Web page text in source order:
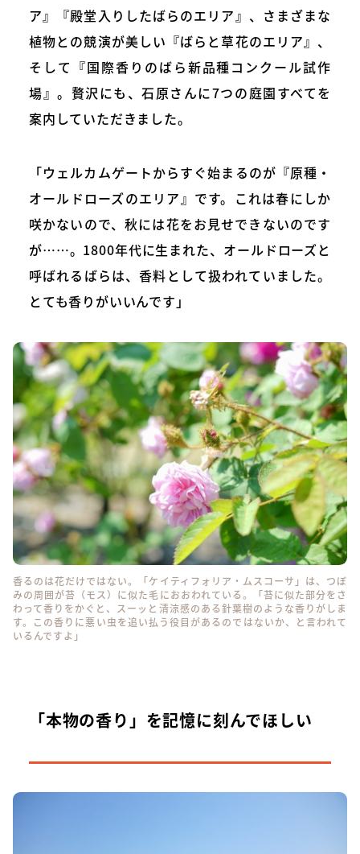
ア』『殿堂入りしたばらのエリア』、さまざまな
植物との競演が美しい『ばらと草花のエリア』、
そして『国際香りのばら新品種コンクール試作
場』。贅沢にも、石原さんに7つの庭園すべてを
案内していただきました。
「ウェルカムゲートからすぐ始まるのが『原種・
オールドローズのエリア』です。これは春にしか
咲かないので、秋には花をお見せできないのです
が……。1800年代に生まれた、オールドローズと
呼ばれるばらは、香料として扱われていました。
とても香りがいいんです」
香るのは花だけではない。「ケイティフォリア・ムスコーサ」は、つぼ
みの周囲が苔（モス）に似た毛におおわれている。「苔に似た部分をさ
わって香りをかぐと、スーッと清涼感のある針葉樹のような香りがしま
す。この香りに悪い虫を追い払う役目があるのではないか、と言われて
いるんですよ」
「本物の香り」を記憶に刻んでほしい